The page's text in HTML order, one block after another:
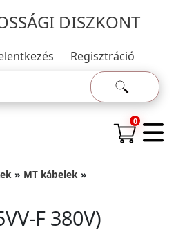
DISZKONT
Regisztráció
0
MT kábelek
F 380V)